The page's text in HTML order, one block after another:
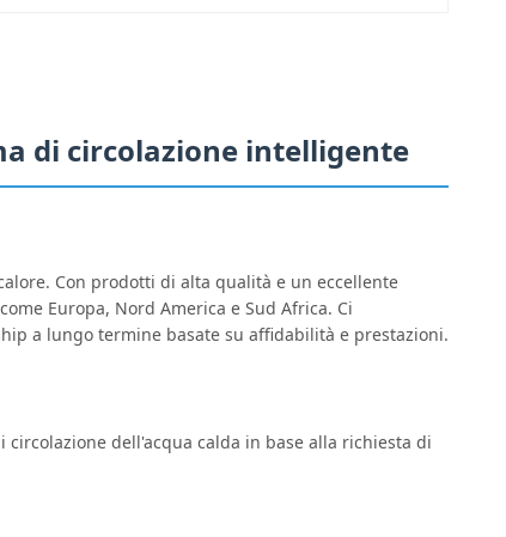
di circolazione intelligente
Con prodotti di alta qualità e un eccellente
Europa, Nord America e Sud Africa. Ci
a lungo termine basate su affidabilità e prestazioni.
dell'acqua calda in base alla richiesta di